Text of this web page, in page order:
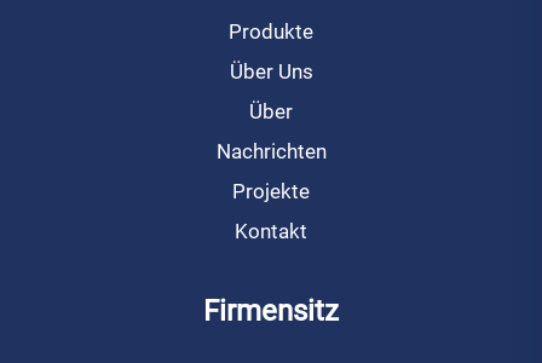
Produkte
Über Uns
Über
Nachrichten
Projekte
Kontakt
Firmensitz